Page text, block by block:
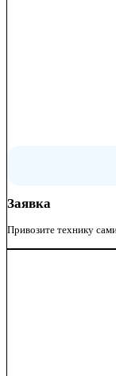
Заявка
Привозите технику